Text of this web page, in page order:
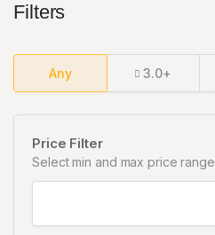
Filters
Any 3.0+
Price Filter
Select min and max price range